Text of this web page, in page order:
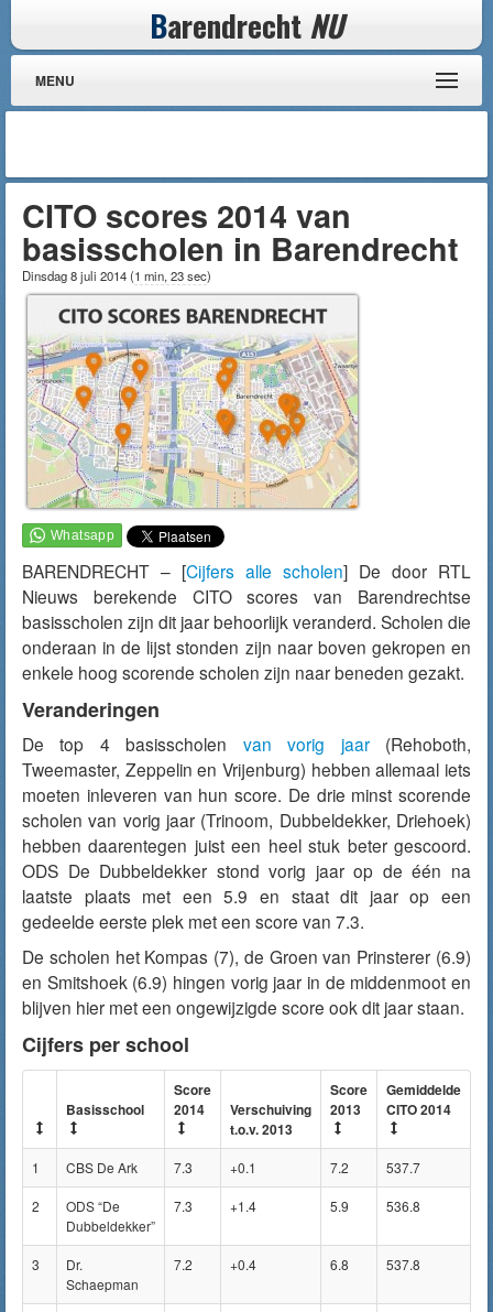
Barendrecht NU
MENU
CITO scores 2014 van
basisscholen in Barendrecht
Dinsdag 8 juli 2014(1 min, 23 sec)
BARENDRECHT – [Cijfers alle scholen] De door RTL
Nieuws berekende CITO scores van Barendrechtse
basisscholen zijn dit jaar behoorlijk veranderd. Scholen die
onderaan in de lijst stonden zijn naar boven gekropen en
enkele hoog scorende scholen zijn naar beneden gezakt.
Veranderingen
De top 4 basisscholen van vorig jaar(Rehoboth,
Tweemaster, Zeppelin en Vrijenburg) hebben allemaal iets
moeten inleveren van hun score. De drie minst scorende
scholen van vorig jaar (Trinoom, Dubbeldekker, Driehoek)
hebben daarentegen juist een heel stuk beter gescoord.
ODS De Dubbeldekker stond vorig jaar op de één na
laatste plaats met een 5.9 en staat dit jaar op een
gedeelde eerste plek met een score van 7.3.
De scholen het Kompas (7), de Groen van Prinsterer (6.9)
en Smitshoek (6.9) hingen vorig jaar in de middenmoot en
blijven hier met een ongewijzigde score ook dit jaar staan.
Cijfers per school
Basisschool
Score
2014
Verschuiving
t.o.v. 2013
Score
2013
Gemiddelde
CITO 2014
1 CBS De Ark 7.3 +0.1 7.2 537.7
2
ODS “De
Dubbeldekker”
7.3 +1.4 5.9 536.8
3
Dr.
Schaepman
7.2 +0.4 6.8 537.8